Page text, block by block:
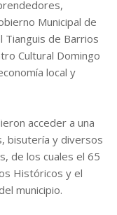
Municipal de
Tianguis de Barrios
Cultural Domingo
local y
acceder a una
bisutería y diversos
de los cuales el 65
Históricos y el
municipio.